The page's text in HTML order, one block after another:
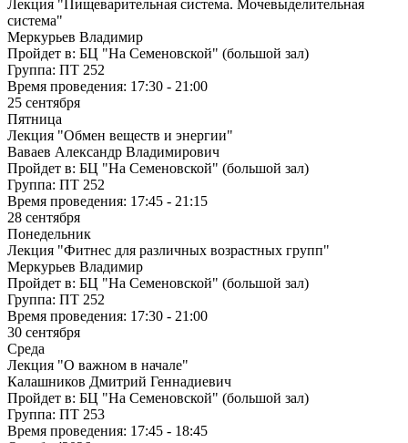
Лекция "Пищеварительная система. Мочевыделительная
система"
Меркурьев Владимир
Пройдет в: БЦ "На Семеновской" (большой зал)
Группа: ПТ 252
Время проведения: 17:30 - 21:00
25 сентября
Пятница
Лекция "Обмен веществ и энергии"
Ваваев Александр Владимирович
Пройдет в: БЦ "На Семеновской" (большой зал)
Группа: ПТ 252
Время проведения: 17:45 - 21:15
28 сентября
Понедельник
Лекция "Фитнес для различных возрастных групп"
Меркурьев Владимир
Пройдет в: БЦ "На Семеновской" (большой зал)
Группа: ПТ 252
Время проведения: 17:30 - 21:00
30 сентября
Среда
Лекция "О важном в начале"
Калашников Дмитрий Геннадиевич
Пройдет в: БЦ "На Семеновской" (большой зал)
Группа: ПТ 253
Время проведения: 17:45 - 18:45